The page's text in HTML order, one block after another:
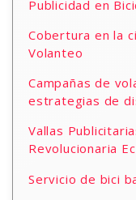
Publicidad en
Cobertura en la
Volanteo
Campañas de
estrategias de
Vallas
Revolucionaria
Servicio de bici